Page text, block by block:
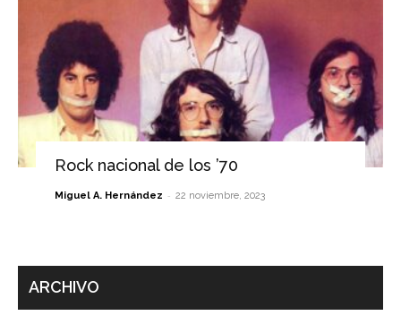
Rock nacional de los ’70
Miguel A. Hernández - 22 noviembre, 2023
ARCHIVO